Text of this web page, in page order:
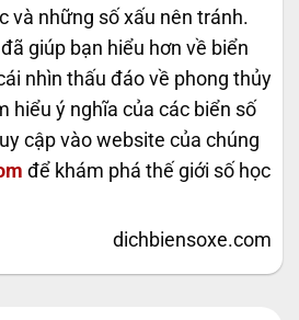
và những số xấu nên tránh.
giúp bạn hiểu hơn về biển
nhìn thấu đáo về phong thủy
hiểu ý nghĩa của các biển số
cập vào website của chúng
để khám phá thế giới số học
dichbiensoxe.com